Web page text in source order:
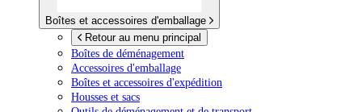
Boîtes et accessoires d'emballage
Retour au menu principal
Boîtes de déménagement
Accessoires d'emballage
Boîtes et accessoires d'expédition
Housses et sacs